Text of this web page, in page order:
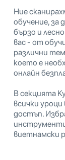
Ние
обучение, за
бързо и
вас - от
различни
което е
онлайн
В секцията
всички
достъп.
инструменти
виетнамски